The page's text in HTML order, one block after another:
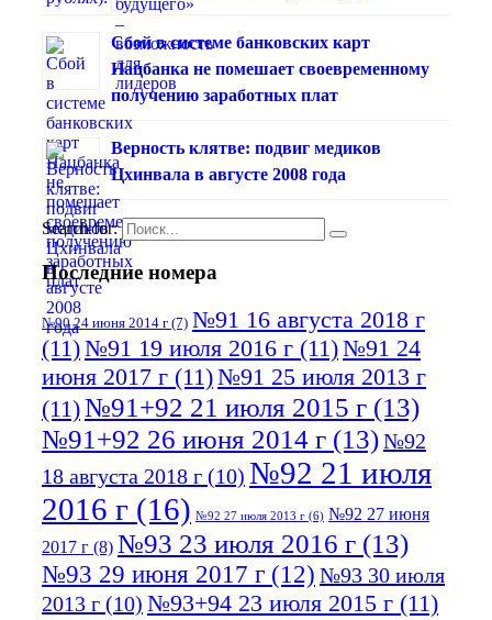
Сбой в системе банковских карт
Нацбанка не помешает своевременному
получению заработных плат
Верность клятве: подвиг медиков
Цхинвала в августе 2008 года
Search for:
Последние номера
№90 24 июня 2014 г (7) №91 16 августа 2018 г
(11)№91 19 июля 2016 г (11)№91 24
июня 2017 г (11)№91 25 июля 2013 г
(11)№91+92 21 июля 2015 г (13)
№91+92 26 июня 2014 г (13)№92
18 августа 2018 г (10) №92 21 июля
2016 г (16) №92 27 июля 2013 г (6) №92 27 июня
2017 г (8) №93 23 июля 2016 г (13)
№93 29 июня 2017 г (12) №93 30 июля
2013 г (10) №93+94 23 июля 2015 г (11)